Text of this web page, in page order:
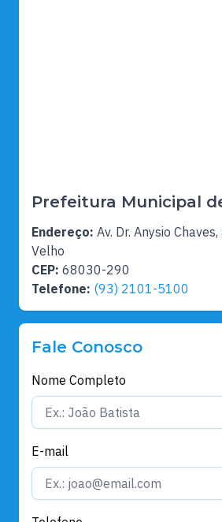
Prefeitura Municipal
Endereço: Av. Dr. Anysio
Velho
CEP: 68030-290
Telefone: (93) 2101-5100
Fale Conosco
Nome Completo
E-mail